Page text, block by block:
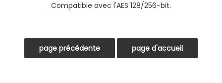
Compatible avec l'AES 128/256-bit.